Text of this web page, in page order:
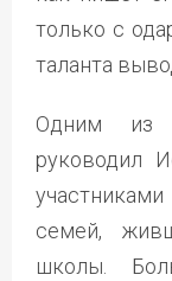
только с
таланта
Одним из
руководил
семей,
школы.